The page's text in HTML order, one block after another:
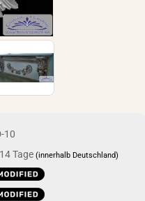
10
14 Tage(innerhalb Deutschland)